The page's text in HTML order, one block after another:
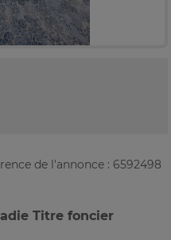
de l'annonce : 6592498
Titre foncier